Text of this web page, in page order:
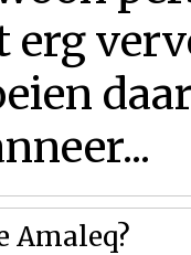
erg
Amaleq?